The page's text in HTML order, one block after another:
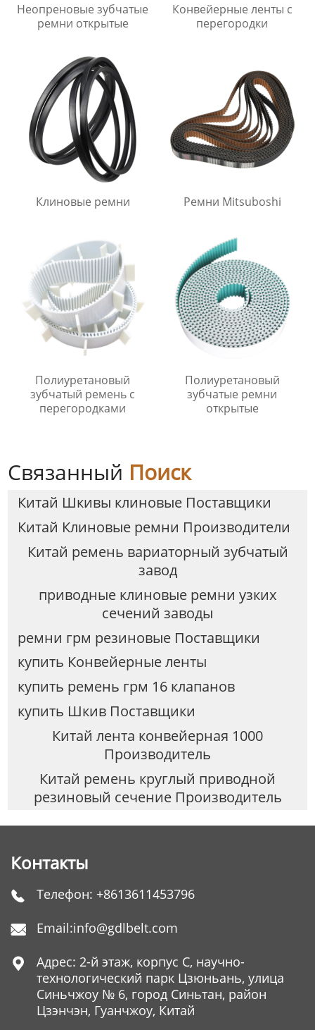
Неопреновые зубчатые
ремни открытые
Конвейерные ленты с
перегородки
Клиновые ремни Ремни Mitsuboshi
Полиуретановый
зубчатый ремень с
перегородками
Полиуретановый
зубчатые ремни
открытые
Связанный Поиск
Китай Шкивы клиновые Поставщики
Китай Клиновые ремни Производители
Китай ремень вариаторный зубчатый
завод
приводные клиновые ремни узких
сечений заводы
ремни грм резиновые Поставщики
купить Конвейерные ленты
купить ремень грм 16 клапанов
купить Шкив Поставщики
Китай лента конвейерная 1000
Производитель
Китай ремень круглый приводной
резиновый сечение Производитель
Контакты
 Телефон: +8613611453796
 Email:info@gdlbelt.com

Адрес: 2-й этаж, корпус C, научно-
технологический парк Цзюньань, улица
Синьчжоу № 6, город Синьтан, район
Цзэнчэн, Гуанчжоу, Китай